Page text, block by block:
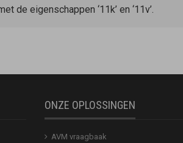
de eigenschappen ‘11k’ en ‘11v’.
ONZE OPLOSSINGEN
AVM vraagbaak